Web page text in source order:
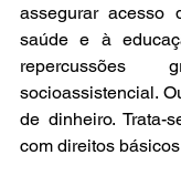
assegurar acesso
saúde e à
repercussões
socioassistencial.
de dinheiro. Trata-
com direitos